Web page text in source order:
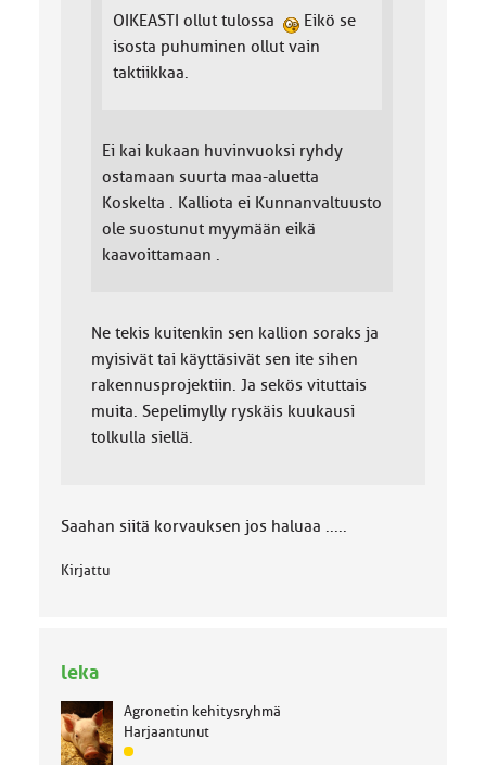
OIKEASTI ollut tulossa
Eikö se
isosta puhuminen ollut vain
taktiikkaa.
Ei kai kukaan huvinvuoksi ryhdy
ostamaan suurta maa-aluetta
Koskelta . Kalliota ei Kunnanvaltuusto
ole suostunut myymään eikä
kaavoittamaan .
Ne tekis kuitenkin sen kallion soraks ja
myisivät tai käyttäsivät sen ite sihen
rakennusprojektiin. Ja sekös vituttais
muita. Sepelimylly ryskäis kuukausi
tolkulla siellä.
Saahan siitä korvauksen jos haluaa .....
Kirjattu
leka
Agronetin kehitysryhmä
Harjaantunut
J